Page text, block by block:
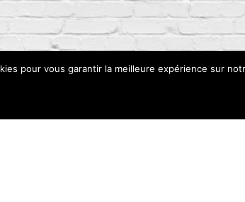
pour vous garantir la meilleure expérience sur